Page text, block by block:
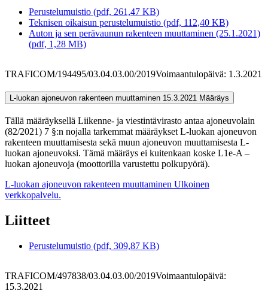
Perustelumuistio (pdf, 261,47 KB)
Teknisen oikaisun perustelumuistio (pdf, 112,40 KB)
Auton ja sen perävaunun rakenteen muuttaminen (25.1.2021)
(pdf, 1,28 MB)
TRAFICOM/194495/03.04.03.00/2019Voimaantulopäivä: 1.3.2021
L-luokan ajoneuvon rakenteen muuttaminen 15.3.2021 Määräys
Tällä määräyksellä Liikenne- ja viestintävirasto antaa ajoneuvolain
(82/2021) 7 §:n nojalla tarkemmat määräykset L-luokan ajoneuvon
rakenteen muuttamisesta sekä muun ajoneuvon muuttamisesta L-
luokan ajoneuvoksi. Tämä määräys ei kuitenkaan koske L1e-A –
luokan ajoneuvoja (moottorilla varustettu polkupyörä).
L-luokan ajoneuvon rakenteen muuttaminen Ulkoinen
verkkopalvelu.
Liitteet
Perustelumuistio (pdf, 309,87 KB)
TRAFICOM/497838/03.04.03.00/2019Voimaantulopäivä:
15.3.2021